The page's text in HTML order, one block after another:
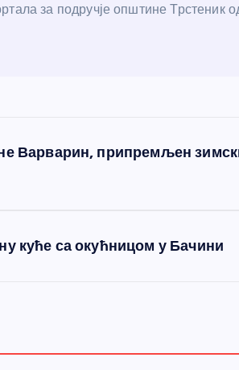
за подручје општине Трстеник
Варварин, припремљен
куће са окућницом у Бачини